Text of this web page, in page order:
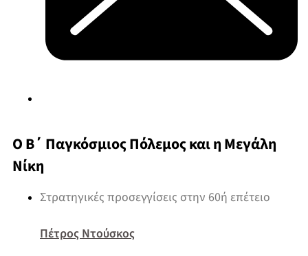
Ο Β΄ Παγκόσμιος Πόλεμος και η Μεγάλη
Νίκη
Στρατηγικές προσεγγίσεις στην 60ή επέτειο
Πέτρος Ντούσκος